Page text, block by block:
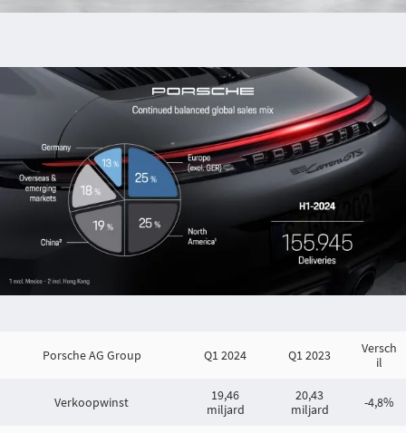
Porsche AG Group Q1 2024 Q1 2023
Versch
il
Verkoopwinst
19,46
miljard
20,43
miljard
-4,8%